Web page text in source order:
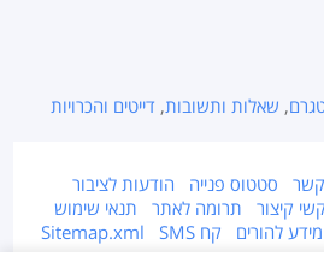
, שאלות ותשובות, דייטים והכרויות
סטטוס פנייה
הודעות לציבור
קיצור תרומה לאתר
תנאי שימוש
מידע להורים קח SMS Sitemap.xml